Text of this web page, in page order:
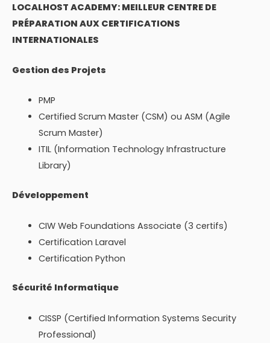
LOCALHOST ACADEMY: MEILLEUR CENTRE DE
PRÉPARATION AUX CERTIFICATIONS
INTERNATIONALES
Gestion des Projets
PMP
Certified Scrum Master (CSM) ou ASM (Agile
Scrum Master)
ITIL (Information Technology Infrastructure
Library)
Développement
CIW Web Foundations Associate (3 certifs)
Certification Laravel
Certification Python
Sécurité Informatique
CISSP (Certified Information Systems Security
Professional)